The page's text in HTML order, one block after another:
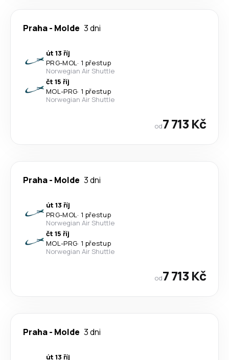
Praha- Molde 3 dni
út 13 říj
PRG-MOL· 1 přestup
Norwegian Air Shuttle
čt 15 říj
MOL-PRG· 1 přestup
Norwegian Air Shuttle
od7 713 Kč
Praha- Molde 3 dni
út 13 říj
PRG-MOL· 1 přestup
Norwegian Air Shuttle
čt 15 říj
MOL-PRG· 1 přestup
Norwegian Air Shuttle
od7 713 Kč
Praha- Molde 3 dni
út 13 říj